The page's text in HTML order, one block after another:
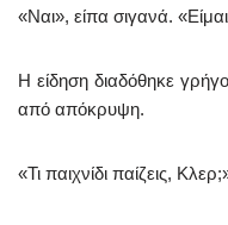
«Ναι», είπα σιγανά.
Η είδηση διαδόθηκε
από απόκρυψη.
«Τι παιχνίδι παίζεις,